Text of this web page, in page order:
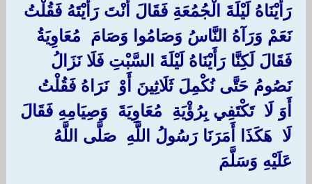
رَأَيْنَاهُ لَيْلَةَ الْجُمُعَةِ فَقَالَ أَنْتَ رَأَيْتَهُ فَقُلْتُ
نَعَمْ وَرَآهُ النَّاسُ وَصَامُوا وَصَامَ ‏ ‏مُعَاوِيَةُ ‏
‏فَقَالَ لَكِنَّا رَأَيْنَاهُ لَيْلَةَ السَّبْتِ فَلَا نَزَالُ
نَصُومُ حَتَّى نُكْمِلَ ثَلَاثِينَ أَوْ ‏ ‏نَرَاهُ فَقُلْتُ ‏
‏أَوَ لَا ‏ ‏تَكْتَفِي بِرُؤْيَةِ ‏ ‏مُعَاوِيَةَ ‏ ‏وَصِيَامِهِ فَقَالَ
‏لَا ‏ ‏هَكَذَا أَمَرَنَا رَسُولُ اللَّهِ ‏ ‏صَلَّى اللَّهُ
عَلَيْهِ وَسَلَّمَ ‏